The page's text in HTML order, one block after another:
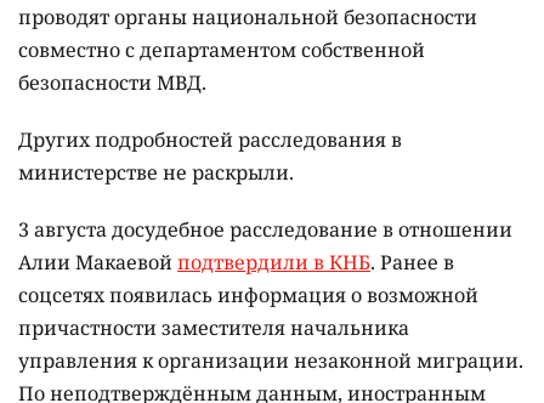
проводят органы национальной безопасности
совместно с департаментом собственной
безопасности МВД.
Других подробностей расследования в
министерстве не раскрыли.
3 августа досудебное расследование в отношении
Алии Макаевойподтвердили в КНБ. Ранее в
соцсетях появилась информация о возможной
причастности заместителя начальника
управления к организации незаконной миграции.
По неподтверждённым данным, иностранным